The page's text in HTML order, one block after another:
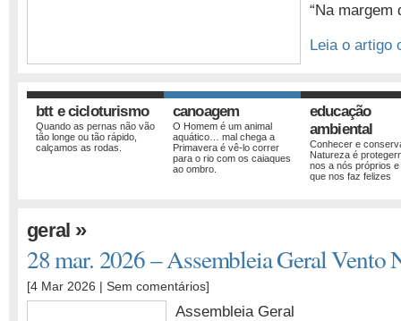
“Na margem
Leia o artigo
btt e cicloturismo
Quando as pernas não vão
tão longe ou tão rápido,
calçamos as rodas.
canoagem
O Homem é um animal
aquático… mal chega a
Primavera é vê-lo correr
para o rio com os caiaques
ao ombro.
educação
ambiental
Conhecer e
Natureza é
nos a nós próprios e
que nos faz felizes
geral »
28 mar. 2026 – Assembleia Geral Vento
[4 Mar 2026 | Sem comentários]
Assembleia Geral